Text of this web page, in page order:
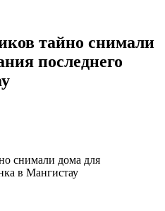
тайно снимали
последнего